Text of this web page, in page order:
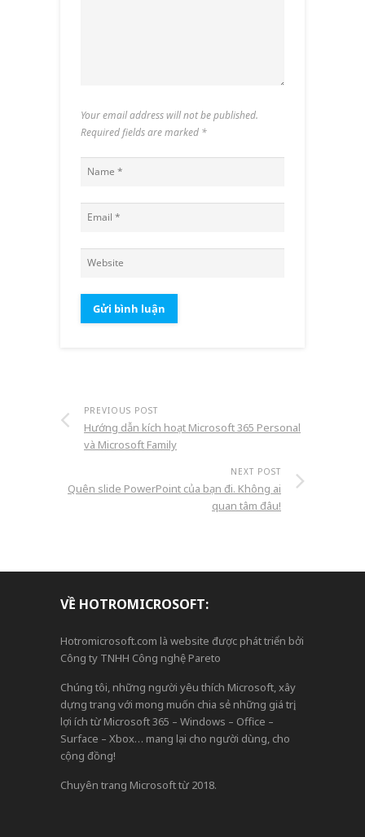
Your email address will not be published.
Required fields are marked *
PREVIOUS POST
Hướng dẫn kích hoạt Microsoft 365 Personal
và Microsoft Family
NEXT POST
Quên slide PowerPoint của bạn đi. Không ai
quan tâm đâu!
VỀ HOTROMICROSOFT:
Hotromicrosoft.com là website được phát triển bởi
Công ty TNHH Công nghệ Pareto
Chúng tôi, những người yêu thích Microsoft, xây
dựng trang với mong muốn chia sẻ những giá trị,
lợi ích từ Microsoft 365 – Windows – Office –
Surface – Xbox… mang lại cho người dùng, cho
cộng đồng!
Chuyên trang Microsoft từ 2018.